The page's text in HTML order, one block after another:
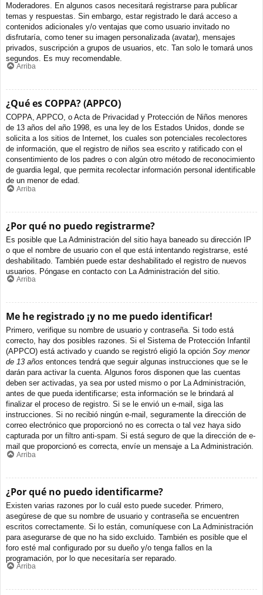
Moderadores. En algunos casos necesitará registrarse para publicar
temas y respuestas. Sin embargo, estar registrado le dará acceso a
contenidos adicionales y/o ventajas que como usuario invitado no
disfrutaría, como tener su imagen personalizada (avatar), mensajes
privados, suscripción a grupos de usuarios, etc. Tan solo le tomará unos
segundos. Es muy recomendable.
Arriba
¿Qué es COPPA? (APPCO)
COPPA, APPCO, o Acta de Privacidad y Protección de Niños menores
de 13 años del año 1998, es una ley de los Estados Unidos, donde se
solicita a los sitios de Internet, los cuales son potenciales recolectores
de información, que el registro de niños sea escrito y ratificado con el
consentimiento de los padres o con algún otro método de reconocimiento
de guardia legal, que permita recolectar información personal identificable
de un menor de edad.
Arriba
¿Por qué no puedo registrarme?
Es posible que La Administración del sitio haya baneado su dirección IP
o que el nombre de usuario con el que está intentando registrarse, esté
deshabilitado. También puede estar deshabilitado el registro de nuevos
usuarios. Póngase en contacto con La Administración del sitio.
Arriba
Me he registrado ¡y no me puedo identificar!
Primero, verifique su nombre de usuario y contraseña. Si todo está
correcto, hay dos posibles razones. Si el Sistema de Protección Infantil
(APPCO) está activado y cuando se registró eligió la opción Soy menor
de 13 años entonces tendrá que seguir algunas instrucciones que se le
darán para activar la cuenta. Algunos foros disponen que las cuentas
deben ser activadas, ya sea por usted mismo o por La Administración,
antes de que pueda identificarse; esta información se le brindará al
finalizar el proceso de registro. Si se le envió un e-mail, siga las
instrucciones. Si no recibió ningún e-mail, seguramente la dirección de
correo electrónico que proporcionó no es correcta o tal vez haya sido
capturada por un filtro anti-spam. Si está seguro de que la dirección de e-
mail que proporcionó es correcta, envíe un mensaje a La Administración.
Arriba
¿Por qué no puedo identificarme?
Existen varias razones por lo cuál esto puede suceder. Primero,
asegúrese de que su nombre de usuario y contraseña se encuentren
escritos correctamente. Si lo están, comuníquese con La Administración
para asegurarse de que no ha sido excluido. También es posible que el
foro esté mal configurado por su dueño y/o tenga fallos en la
programación, por lo que necesitaría ser reparado.
Arriba